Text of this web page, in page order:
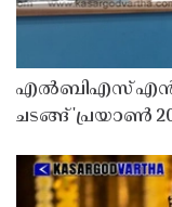
എൽബിഎസ്
ചടങ്ങ് 'പ്രയാൺ